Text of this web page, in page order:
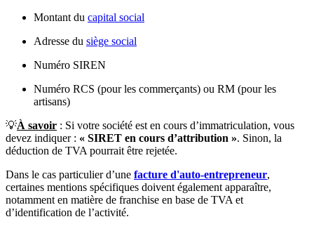
Montant du capital social
Adresse du siège social
Numéro SIREN
Numéro RCS (pour les commerçants) ou RM (pour les
artisans)
💡À savoir : Si votre société est en cours d’immatriculation, vous
devez indiquer : « SIRET en cours d’attribution ». Sinon, la
déduction de TVA pourrait être rejetée.
Dans le cas particulier d’une facture d'auto-entrepreneur,
certaines mentions spécifiques doivent également apparaître,
notamment en matière de franchise en base de TVA et
d’identification de l’activité.